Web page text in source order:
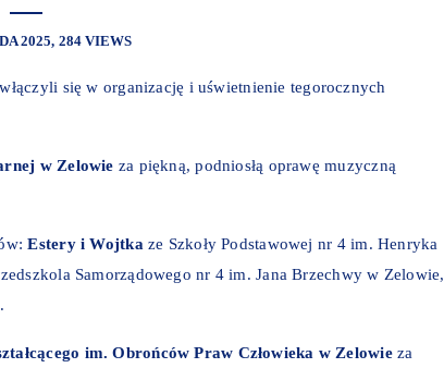
2025 284 VIEWS
się w organizację i uświetnienie tegorocznych
w Zelowie za piękną, podniosłą oprawę muzyczną
Estery i Wojtka ze Szkoły Podstawowej nr 4 im. Henryka
Samorządowego nr 4 im. Jana Brzechwy w Zelowie,
im. Obrońców Praw Człowieka w Zelowieza